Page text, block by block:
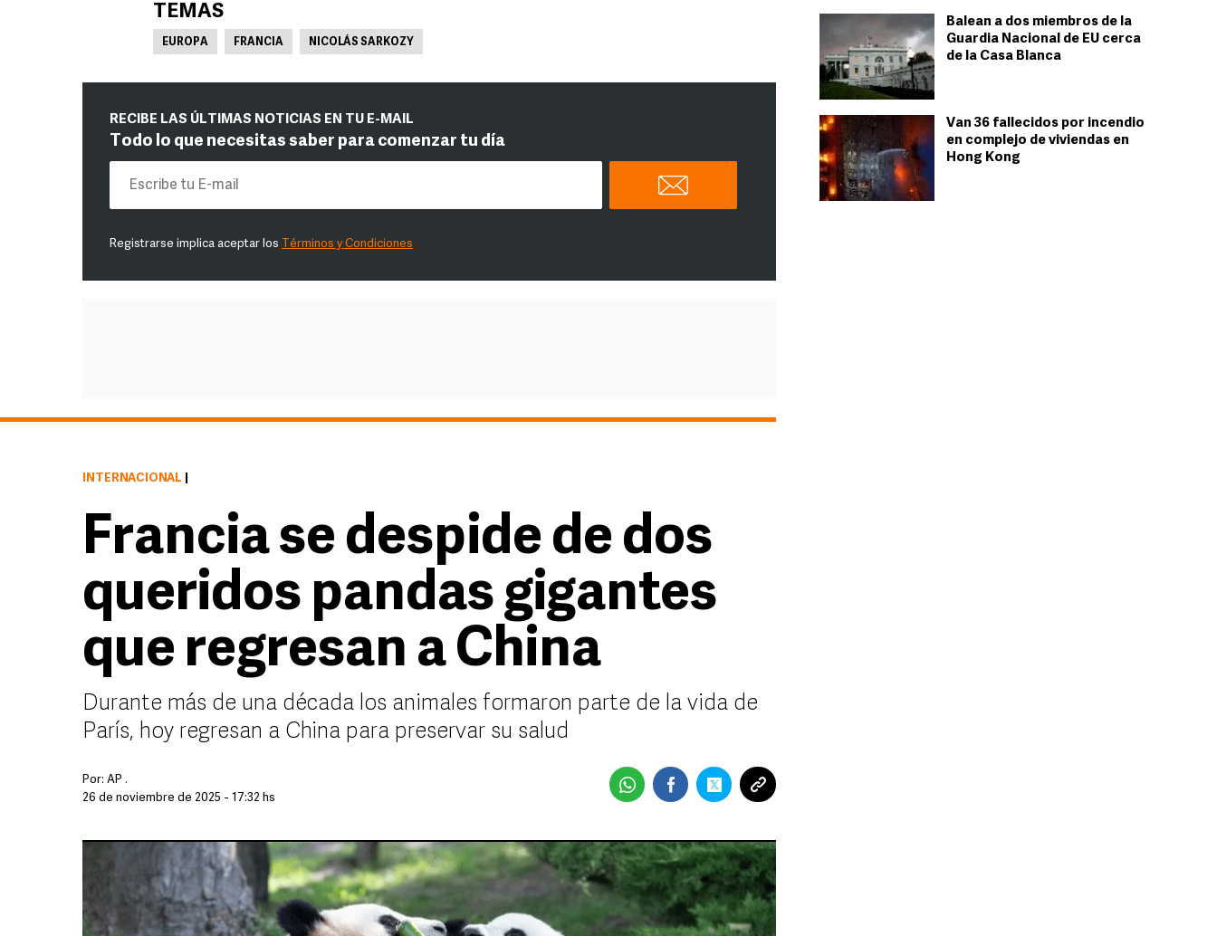
Balean a dos miembros de la
Guardia Nacional de EU cerca
de la Casa Blanca
Van 36 fallecidos por incendio
en complejo de viviendas en
Hong Kong
TEMAS
EUROPA FRANCIA NICOLÁS SARKOZY
RECIBE LAS ÚLTIMAS NOTICIAS EN TU E-MAIL
Todo lo que necesitas saber para comenzar tu día
Registrarse implica aceptar los Términos y Condiciones
INTERNACIONAL
Francia se despide de dos
queridos pandas gigantes
que regresan a China
Durante más de una década los animales formaron parte de la vida de
París, hoy regresan a China para preservar su salud
Por: AP .
26 de noviembre de 2025 - 17:32 hs